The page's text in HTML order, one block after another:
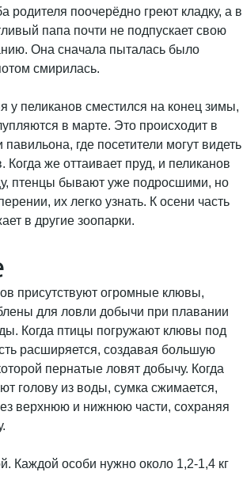
родителя поочерёдно греют кладку, а в
папа почти не подпускает свою
Она сначала пыталась было
смирилась.
у пеликанов сместился на конец зимы,
в марте. Это происходит в
где посетители могут видеть
Когда же оттаивает пруд, и пеликанов
птенцы бывают уже подросшими, но
их легко узнать. К осени часть
в другие зоопарки.
присутствуют огромные клювы,
для ловли добычи при плавании
Когда птицы погружают клювы под
расширяется, создавая большую
пернатые ловят добычу. Когда
голову из воды, сумка сжимается,
верхнюю и нижнюю части, сохраняя
Каждой особи нужно около 1,2-1,4 кг